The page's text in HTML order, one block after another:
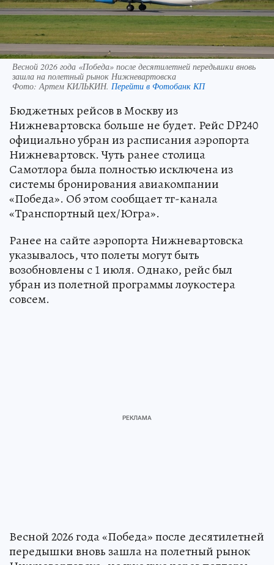
Весной 2026 года «Победа» после десятилетней передышки вновь
зашла на полетный рынок Нижневартовска
Фото: Артем КИЛЬКИН. Перейти в Фотобанк КП
Бюджетных рейсов в Москву из
Нижневартовска больше не будет. Рейс DP240
официально убран из расписания аэропорта
Нижневартовск. Чуть ранее столица
Самотлора была полностью исключена из
системы бронирования авиакомпании
«Победа». Об этом сообщает тг-канала
«Транспортный цех/Югра».
Ранее на сайте аэропорта Нижневартовска
указывалось, что полеты могут быть
возобновлены с 1 июля. Однако, рейс был
убран из полетной программы лоукостера
совсем.
Весной 2026 года «Победа» после десятилетней
передышки вновь зашла на полетный рынок